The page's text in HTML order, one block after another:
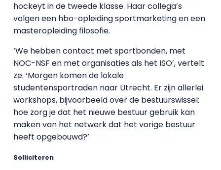
hockeyt in de tweede klasse. Haar collega’s
volgen een hbo-opleiding sportmarketing en een
masteropleiding filosofie.
‘We hebben contact met sportbonden, met
NOC-NSF en met organisaties als het ISO’, vertelt
ze. ‘Morgen komen de lokale
studentensportraden naar Utrecht. Er zijn allerlei
workshops, bijvoorbeeld over de bestuurswissel:
hoe zorg je dat het nieuwe bestuur gebruik kan
maken van het netwerk dat het vorige bestuur
heeft opgebouwd?’
Solliciteren